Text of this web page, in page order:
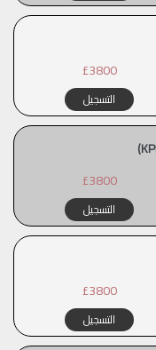
£3800
التسجيل
£3800
التسجيل
£3800
التسجيل